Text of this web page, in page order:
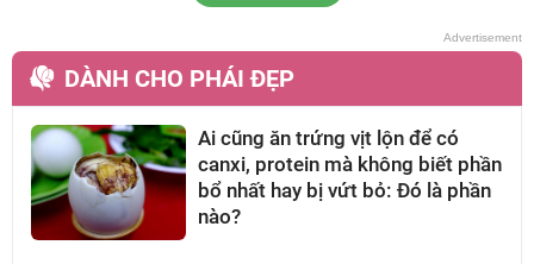
DÀNH CHO PHÁI ĐẸP
Ai cũng ăn trứng vịt lộn để có
canxi, protein mà không biết phần
bổ nhất hay bị vứt bỏ: Đó là phần
nào?